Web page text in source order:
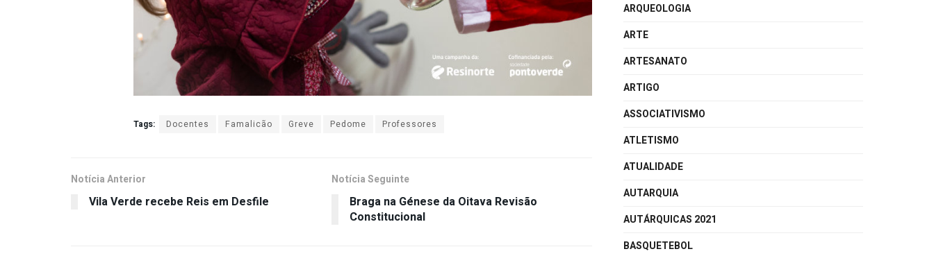
Tags: Docentes Famalicão Greve Pedome Professores
Notícia Anterior
Vila Verde recebe Reis em Desfile
Notícia Seguinte
Braga na Génese da Oitava Revisão
Constitucional
ARQUEOLOGIA
ARTE
ARTESANATO
ARTIGO
ASSOCIATIVISMO
ATLETISMO
ATUALIDADE
AUTARQUIA
AUTÁRQUICAS 2021
BASQUETEBOL